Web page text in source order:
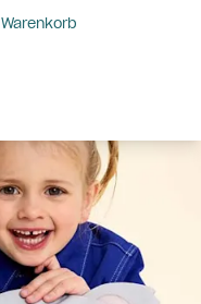
Warenkorb